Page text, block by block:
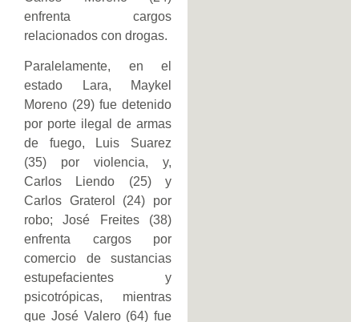
enfrenta cargos
relacionados con drogas.
Paralelamente, en el
estado Lara, Maykel
Moreno (29) fue detenido
por porte ilegal de armas
de fuego, Luis Suarez
(35) por violencia, y,
Carlos Liendo (25) y
Carlos Graterol (24) por
robo; José Freites (38)
enfrenta cargos por
comercio de sustancias
estupefacientes y
psicotrópicas, mientras
que José Valero (64) fue